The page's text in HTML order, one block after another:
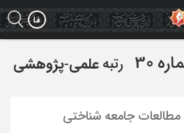
رتبه علمی-پژوهشی
جامعه شناختی